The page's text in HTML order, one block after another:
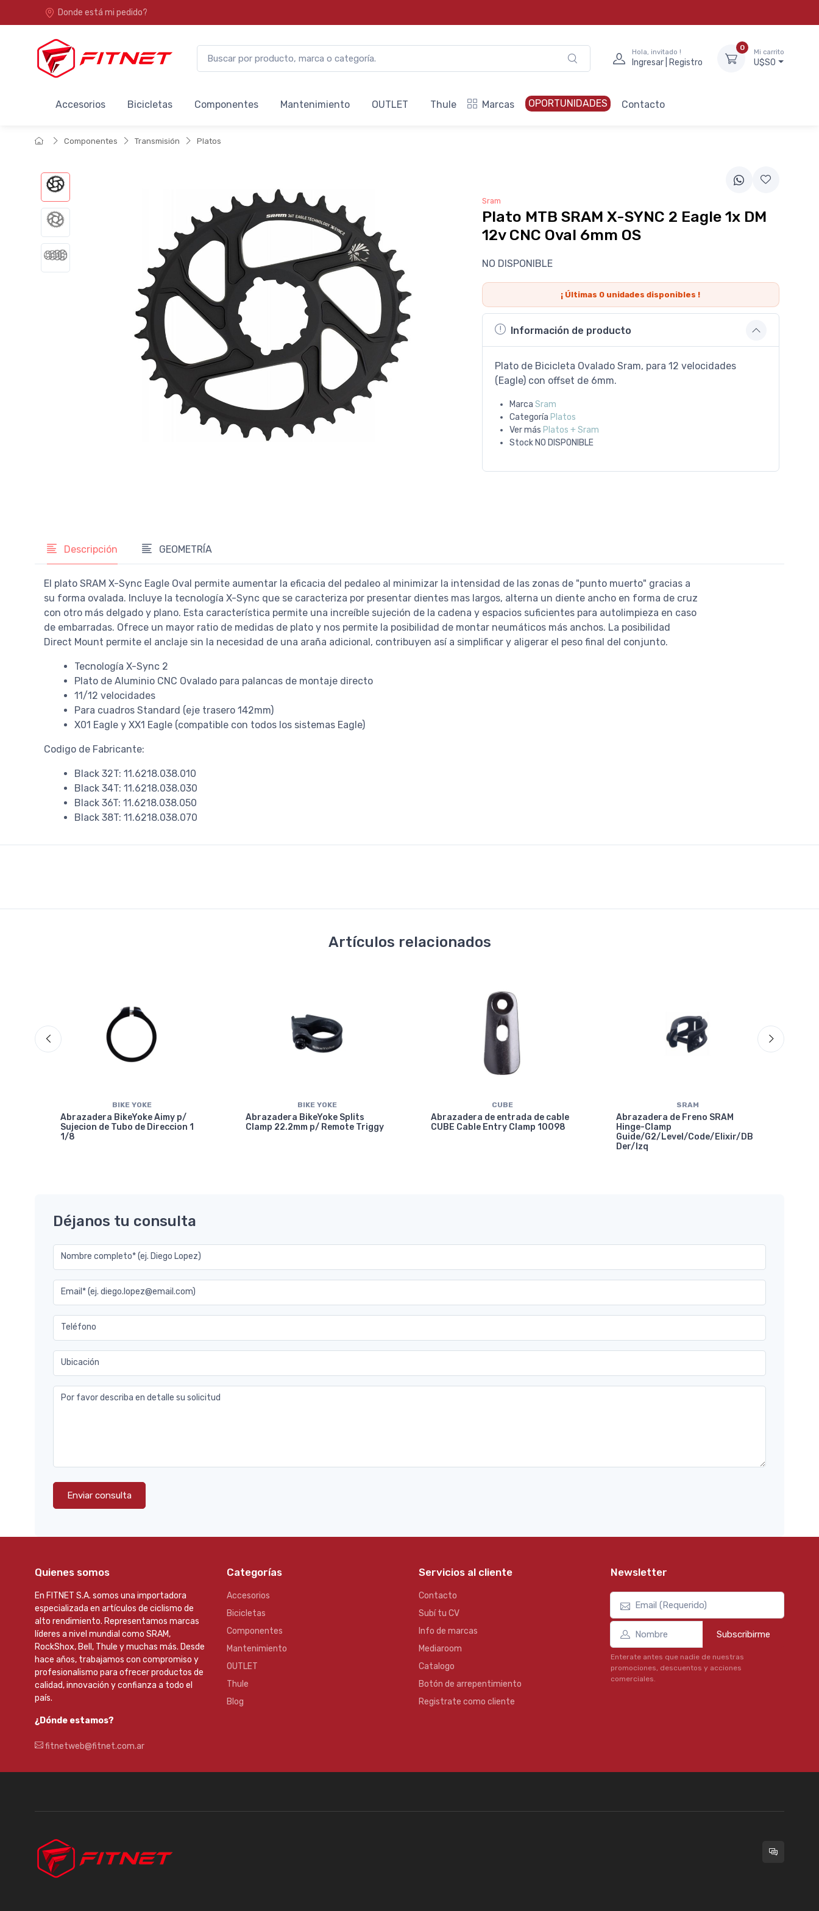
Donde está mi pedido?
Hola, invitado !
Ingresar | Registro
0
Mi carrito
U$S0
Accesorios Bicicletas Componentes Mantenimiento OUTLET Thule Marcas OPORTUNIDADES Contacto
Componentes Transmisión Platos
Sram
Plato MTB SRAM X-SYNC 2 Eagle 1x DM
12v CNC Oval 6mm OS
NO DISPONIBLE
¡ Últimas 0 unidades disponibles !
Información de producto
Plato de Bicicleta Ovalado Sram, para 12 velocidades
(Eagle) con offset de 6mm.
Marca Sram
Categoría Platos
Ver más Platos + Sram
Stock NO DISPONIBLE
Descripción GEOMETRÍA
El plato SRAM X-Sync Eagle Oval permite aumentar la eficacia del pedaleo al minimizar la intensidad de las zonas de "punto muerto" gracias a
su forma ovalada. Incluye la tecnología X-Sync que se caracteriza por presentar dientes mas largos, alterna un diente ancho en forma de cruz
con otro más delgado y plano. Esta característica permite una increíble sujeción de la cadena y espacios suficientes para autolimpieza en caso
de embarradas. Ofrece un mayor ratio de medidas de plato y nos permite la posibilidad de montar neumáticos más anchos. La posibilidad
Direct Mount permite el anclaje sin la necesidad de una araña adicional, contribuyen así a simplificar y aligerar el peso final del conjunto.
Tecnología X-Sync 2
Plato de Aluminio CNC Ovalado para palancas de montaje directo
11/12 velocidades
Para cuadros Standard (eje trasero 142mm)
X01 Eagle y XX1 Eagle (compatible con todos los sistemas Eagle)
Codigo de Fabricante:
Black 32T: 11.6218.038.010
Black 34T: 11.6218.038.030
Black 36T: 11.6218.038.050
Black 38T: 11.6218.038.070
Artículos relacionados
BIKE YOKE
Abrazadera BikeYoke Aimy p/
Sujecion de Tubo de Direccion 1
1/8
BIKE YOKE
Abrazadera BikeYoke Splits
Clamp 22.2mm p/ Remote Triggy
CUBE
Abrazadera de entrada de cable
CUBE Cable Entry Clamp 10098
SRAM
Abrazadera de Freno SRAM
Hinge-Clamp
Guide/G2/Level/Code/Elixir/DB
Der/Izq
Déjanos tu consulta
Nombre completo* (ej. Diego Lopez)
Email* (ej. diego.lopez@email.com)
Teléfono
Ubicación
Por favor describa en detalle su solicitud
Enviar consulta
Quienes somos
En FITNET S.A. somos una importadora
especializada en artículos de ciclismo de
alto rendimiento. Representamos marcas
líderes a nivel mundial como SRAM,
RockShox, Bell, Thule y muchas más. Desde
hace años, trabajamos con compromiso y
profesionalismo para ofrecer productos de
calidad, innovación y confianza a todo el
país.
¿Dónde estamos?
fitnetweb@fitnet.com.ar
Categorías
Accesorios
Bicicletas
Componentes
Mantenimiento
OUTLET
Thule
Blog
Servicios al cliente
Contacto
Subí tu CV
Info de marcas
Mediaroom
Catalogo
Botón de arrepentimiento
Registrate como cliente
Newsletter
Subscribirme
Enterate antes que nadie de nuestras
promociones, descuentos y acciones
comerciales.